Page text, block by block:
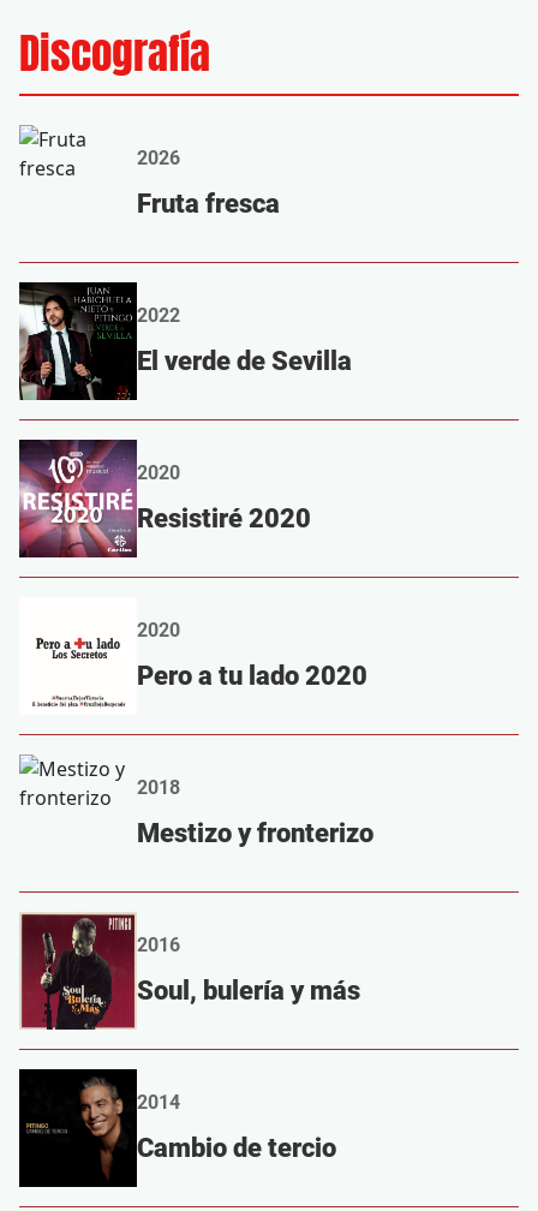
Discografía
2026
Fruta fresca
2022
El verde de Sevilla
2020
Resistiré 2020
2020
Pero a tu lado 2020
2018
Mestizo y fronterizo
2016
Soul, bulería y más
2014
Cambio de tercio